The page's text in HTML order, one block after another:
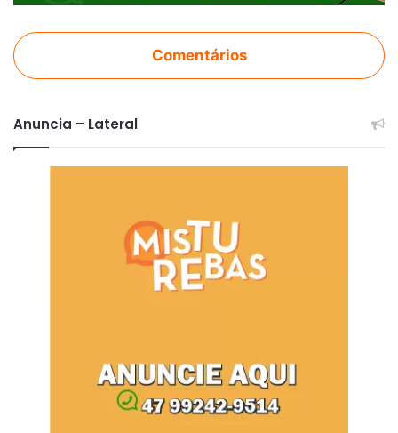
Comentários
Anuncia – Lateral